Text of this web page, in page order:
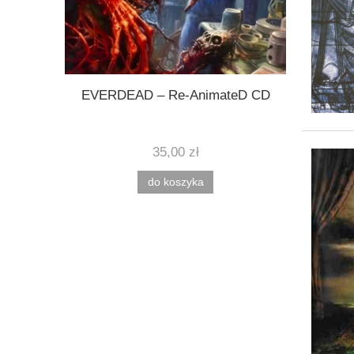
EVERDEAD – Re-AnimateD CD
35,00 zł
do koszyka